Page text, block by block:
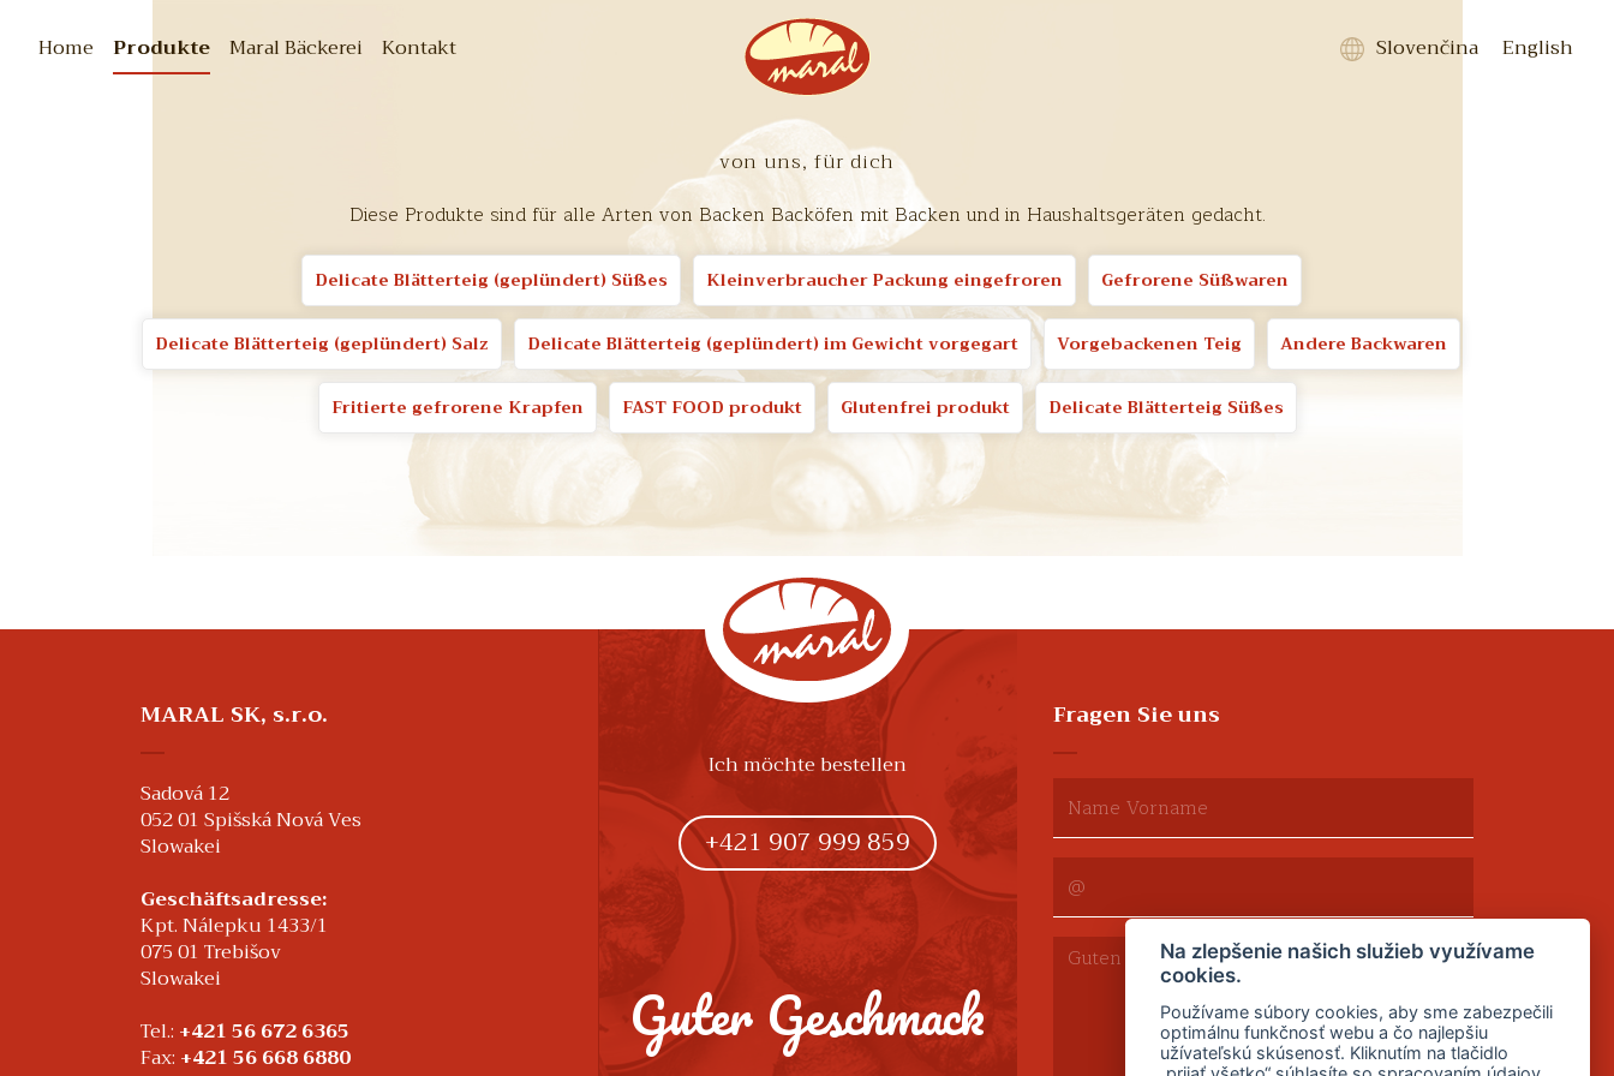
Home Produkte Maral Bäckerei Kontakt Slovenčina English
von uns, für dich
Diese Produkte sind für alle Arten von Backen Backöfen mit Backen und in Haushaltsgeräten gedacht.
Delicate Blätterteig (geplündert) Süßes Kleinverbraucher Packung eingefroren Gefrorene Süßwaren
Delicate Blätterteig (geplündert) Salz Delicate Blätterteig (geplündert) im Gewicht vorgegart Vorgebackenen Teig Andere Backwaren
Fritierte gefrorene Krapfen FAST FOOD produkt Glutenfrei produkt Delicate Blätterteig Süßes
MARAL SK, s.r.o.
Sadová 12
052 01 Spišská Nová Ves
Slowakei
Geschäftsadresse:
Kpt. Nálepku 1433/1
075 01 Trebišov
Slowakei
Tel.: +421 56 672 6365
Fax: +421 56 668 6880
Ich möchte bestellen
+421 907 999 859
Guter Geschmack
Fragen Sie uns
Na zlepšenie našich služieb využívame
cookies.
Používame súbory cookies, aby sme zabezpečili
optimálnu funkčnosť webu a čo najlepšiu
užívateľskú skúsenosť. Kliknutím na tlačidlo